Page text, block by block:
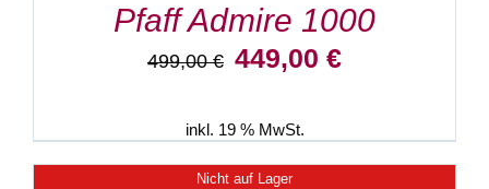
Pfaff Admire 1000
499,00€ Ursprünglicher
499,00 €
449,00 €Aktueller
inkl. 19 % MwSt.
Nicht auf Lager